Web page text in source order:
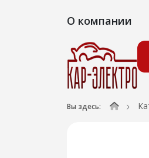
О компании
Вы здесь: